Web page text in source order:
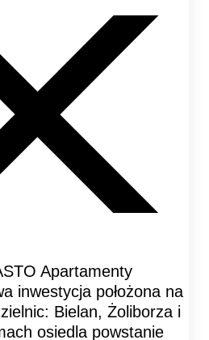
Apartamenty
inwestycja położona na
Bielan, Żoliborza i
osiedla powstanie